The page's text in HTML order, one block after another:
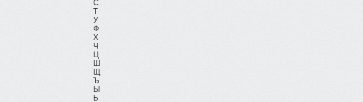
С
Т
У
Ф
Х
Ч
Ц
Ш
Щ
Ъ
Ы
Ь